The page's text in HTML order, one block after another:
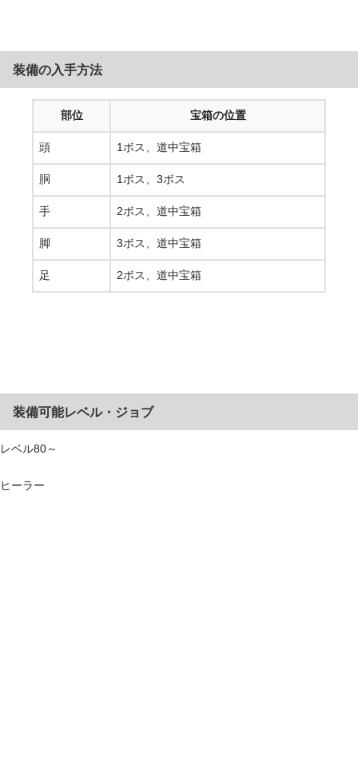
装備の入手方法
部位 宝箱の位置
頭 1ボス、道中宝箱
胴 1ボス、3ボス
手 2ボス、道中宝箱
脚 3ボス、道中宝箱
足 2ボス、道中宝箱
装備可能レベル・ジョブ
レベル80～
ヒーラー